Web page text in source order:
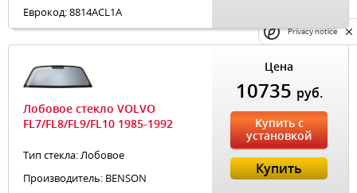
Еврокод: 8814ACL1A
Лобовое стекло VOLVO
FL7/FL8/FL9/FL10 1985-1992
Тип стекла: Лобовое
Производитель: BENSON
Цена
10735 руб.
Купить с
установкой
Купить
Privacy notice